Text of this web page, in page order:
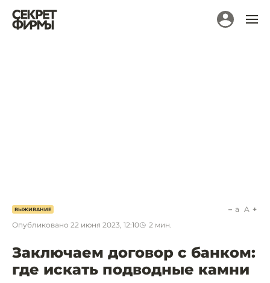
ВЫЖИВАНИЕ
Опубликовано 22 июня 2023, 12:10 2 мин.
a A
Заключаем договор с банком:
где искать подводные камни